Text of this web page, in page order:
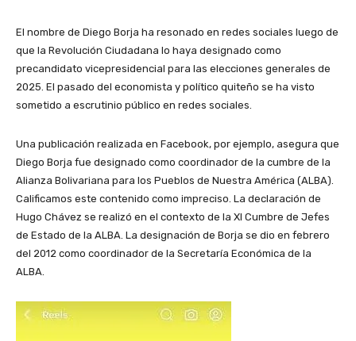
El nombre de Diego Borja ha resonado en redes sociales luego de
que la Revolución Ciudadana lo haya designado como
precandidato vicepresidencial para las elecciones generales de
2025. El pasado del economista y político quiteño se ha visto
sometido a escrutinio público en redes sociales.
Una publicación realizada en Facebook, por ejemplo, asegura que
Diego Borja fue designado como coordinador de la cumbre de la
Alianza Bolivariana para los Pueblos de Nuestra América (ALBA).
Calificamos este contenido como impreciso. La declaración de
Hugo Chávez se realizó en el contexto de la XI Cumbre de Jefes
de Estado de la ALBA. La designación de Borja se dio en febrero
del 2012 como coordinador de la Secretaría Económica de la
ALBA.